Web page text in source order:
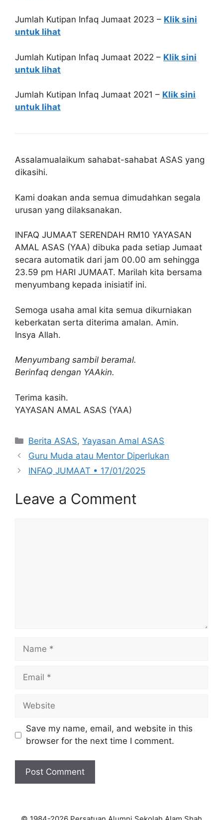
Jumlah Kutipan Infaq Jumaat 2023 – Klik sini
untuk lihat
Jumlah Kutipan Infaq Jumaat 2022 – Klik sini
untuk lihat
Jumlah Kutipan Infaq Jumaat 2021 – Klik sini
untuk lihat
Assalamualaikum sahabat-sahabat ASAS yang
dikasihi.
Kami doakan anda semua dimudahkan segala
urusan yang dilaksanakan.
INFAQ JUMAAT SERENDAH RM10 YAYASAN
AMAL ASAS (YAA) dibuka pada setiap Jumaat
secara automatik dari jam 00.00 am sehingga
23.59 pm HARI JUMAAT. Marilah kita bersama
menyumbang kepada inisiatif ini.
Semoga usaha amal kita semua dikurniakan
keberkatan serta diterima amalan. Amin.
Insya Allah.
Menyumbang sambil beramal.
Berinfaq dengan YAAkin.
Terima kasih.
YAYASAN AMAL ASAS (YAA)
Categories
Berita ASAS,Yayasan Amal ASAS
Guru Muda atau Mentor Diperlukan
INFAQ JUMAAT • 17/01/2025
Leave a Comment
Name
Email
Website
Save my name, email, and website in this
browser for the next time I comment.